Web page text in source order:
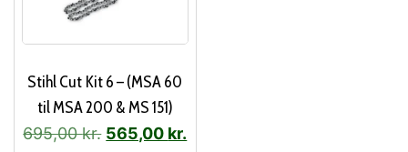
Stihl Cut Kit 6 – (MSA 60
til MSA 200 & MS 151)
695,00kr. Den
565,00 kr.